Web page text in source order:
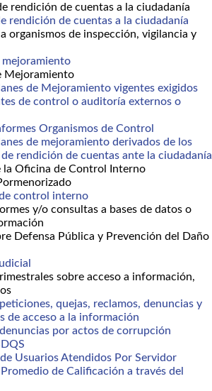
rendición de cuentas a la ciudadanía
rendición de cuentas a la ciudadanía
organismos de inspección, vigilancia y
mejoramiento
Mejoramiento
de Mejoramiento vigentes exigidos
de control o auditoría externos o
Organismos de Control
de mejoramiento derivados de los
rendición de cuentas ante la ciudadanía
la Oficina de Control Interno
control interno
y/o consultas a bases de datos o
Defensa Pública y Prevención del Daño
sobre acceso a información,
quejas, reclamos, denuncias y
de acceso a la información
por actos de corrupción
Usuarios Atendidos Por Servidor
de Calificación a través del